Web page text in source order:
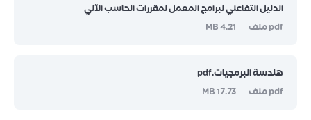
الدليل التفاعلي لبرامج المعمل لمقررات الحاسب الآلي
pdf ملف
4.21 MB
هندسة البرمجيات.pdf
pdf ملف
17.73 MB